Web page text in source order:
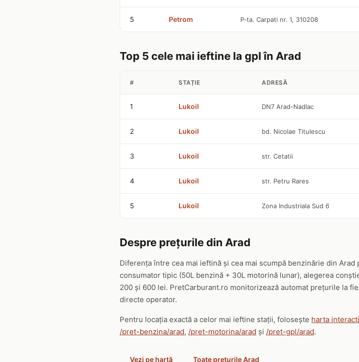
5 Petrom P-ta. Carpati nr. 1, 310208
Top 5 cele mai ieftine la gpl în Arad
# STAȚIE ADRESĂ
1 Lukoil DN7 Arad-Nadlac
2 Lukoil bd. Nicolae Titulescu
3 Lukoil str. Cetatii
4 Lukoil str. Petru Rares
5 Lukoil Zona Industriala Sud 6
Despre prețurile din Arad
Diferența între cea mai ieftină și cea mai scumpă benzinărie din
consumator tipic (50L benzină + 30L motorină lunar), alegerea
200 și 600 lei. PretCarburant.ro monitorizează automat prețurile la
directe operator.
Pentru locația exactă a celor mai ieftine stații, folosește harta
/pret-benzina/arad, /pret-motorina/arad și /pret-gpl/arad.
Vezi pe hartă Toate prețurile Arad